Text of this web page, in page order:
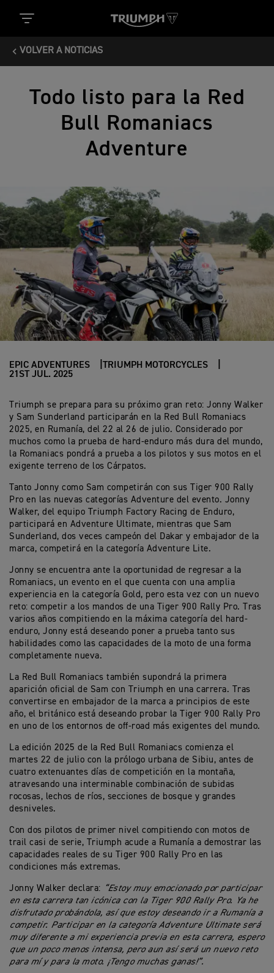
VOLVER A NOTICIAS
Todo listo para la Red
Bull Romaniacs
Adventure
EPIC ADVENTURES
TRIUMPH MOTORCYCLES
21ST JUL. 2025
Triumph se prepara para su próximo gran reto: Jonny Walker
y Sam Sunderland participarán en la Red Bull Romaniacs
2025, en Rumanía, del 22 al 26 de julio. Considerado por
muchos como la prueba de hard-enduro más dura del mundo,
la Romaniacs pondrá a prueba a los pilotos y sus motos en el
exigente terreno de los Cárpatos.
Tanto Jonny como Sam competirán con sus Tiger 900 Rally
Pro en las nuevas categorías Adventure del evento. Jonny
Walker, del equipo Triumph Factory Racing de Enduro,
participará en Adventure Ultimate, mientras que Sam
Sunderland, dos veces campeón del Dakar y embajador de la
marca, competirá en la categoría Adventure Lite.
Jonny se encuentra ante la oportunidad de regresar a la
Romaniacs, un evento en el que cuenta con una amplia
experiencia en la categoría Gold, pero esta vez con un nuevo
reto: competir a los mandos de una Tiger 900 Rally Pro. Tras
varios años compitiendo en la máxima categoría del hard-
enduro, Jonny está deseando poner a prueba tanto sus
habilidades como las capacidades de la moto de una forma
completamente nueva.
La Red Bull Romaniacs también supondrá la primera
aparición oficial de Sam con Triumph en una carrera. Tras
convertirse en embajador de la marca a principios de este
año, el británico está deseando probar la Tiger 900 Rally Pro
en uno de los entornos de off-road más exigentes del mundo.
La edición 2025 de la Red Bull Romaniacs comienza el
martes 22 de julio con la prólogo urbana de Sibiu, antes de
cuatro extenuantes días de competición en la montaña,
atravesando una interminable combinación de subidas
rocosas, lechos de ríos, secciones de bosque y grandes
desniveles.
Con dos pilotos de primer nivel compitiendo con motos de
trail casi de serie, Triumph acude a Rumanía a demostrar las
capacidades reales de su Tiger 900 Rally Pro en las
condiciones más extremas.
Jonny Walker declara: “Estoy muy emocionado por participar
en esta carrera tan icónica con la Tiger 900 Rally Pro. Ya he
disfrutado probándola, así que estoy deseando ir a Rumanía a
competir. Participar en la categoría Adventure Ultimate será
muy diferente a mi experiencia previa en esta carrera, espero
que un poco menos intensa, pero aun así será un nuevo reto
para mí y para la moto. ¡Tengo muchas ganas!”.